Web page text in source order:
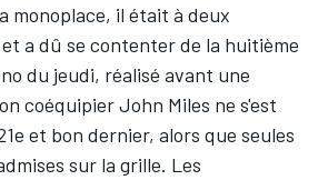
monoplace, il était à deux
a dû se contenter de la huitième
du jeudi, réalisé avant une
coéquipier John Miles ne s'est
et bon dernier, alors que seules
sur la grille. Les